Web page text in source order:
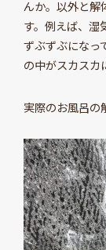
んか。以外と解
す。例えば、湿
ずぶずぶになっ
の中がスカスカ
実際のお風呂の